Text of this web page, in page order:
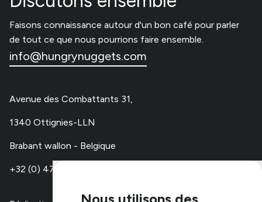
Faisons connaissance autour d'un bon café pour parler
de tout ce que nous pourrions faire ensemble.
info@hungrynuggets.com
Avenue des Combattants 31,
1340 Ottignies-LLN
Brabant wallon - Belgique
+32 (0) 479 67 48 00